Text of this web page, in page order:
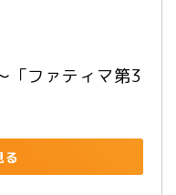
「ファティマ第3
る